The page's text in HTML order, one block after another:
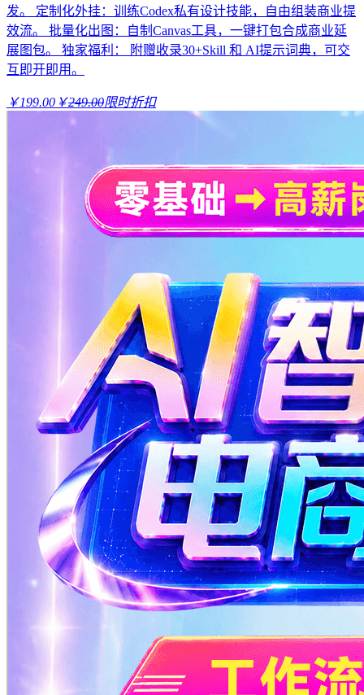
发。 定制化外挂：训练Codex私有设计技能，自由组装商业提
效流。 批量化出图：自制Canvas工具，一键打包合成商业延
展图包。 独家福利： 附赠收录30+Skill 和 AI提示词典，可交
互即开即用。
￥199.00 ￥249.00限时折扣